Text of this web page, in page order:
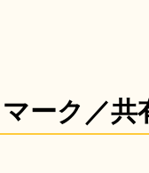
ーク／共